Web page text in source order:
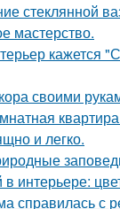
стеклянной
мастерство.
кажется
своими
и легко.
интерьере:
справилась с